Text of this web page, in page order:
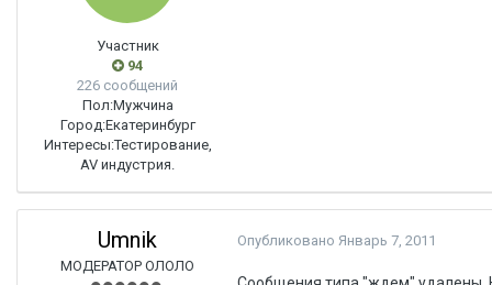
Участник
94
226 сообщений
Пол:Мужчина
Город:Екатеринбург
Интересы:Тестирование,
AV индустрия.
Umnik
МОДЕРАТОР ОЛОЛО
Опубликовано Январь 7, 2011